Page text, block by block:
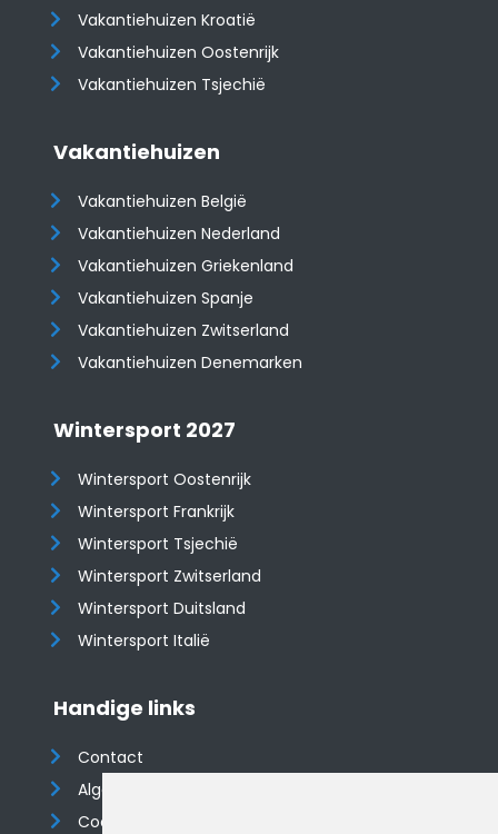
Vakantiehuizen Kroatië
​​​​​​​Vakantiehuizen Oostenrijk
Vakantiehuizen Tsjechië
Vakantiehuizen
Vakantiehuizen België
Vakantiehuizen Nederland
Vakantiehuizen Griekenland
Vakantiehuizen Spanje
​​​​​​​Vakantiehuizen Zwitserland
Vakantiehuizen Denemarken
Wintersport 2027
Wintersport Oostenrijk
Wintersport Frankrijk
Wintersport Tsjechië
Wintersport Zwitserland
Wintersport Duitsland
Wintersport Italië
Handige links
Contact
Algemene voorwaarden
Cookieverklaring